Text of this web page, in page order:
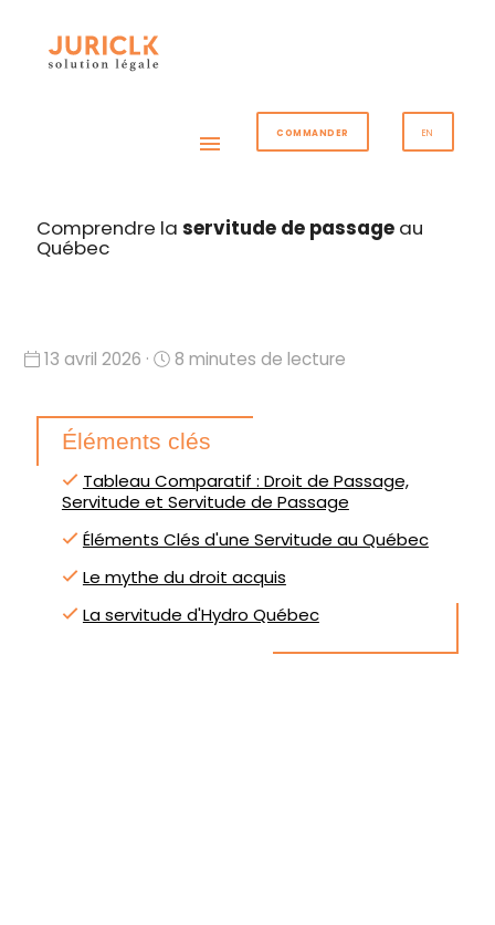
menu COMMANDER EN
Comprendre la servitude de passage au
Québec
13 avril 2026 · 8 minutes de lecture
Éléments clés
Tableau Comparatif : Droit de Passage,
Servitude et Servitude de Passage
Éléments Clés d'une Servitude au Québec
Le mythe du droit acquis
La servitude d'Hydro Québec